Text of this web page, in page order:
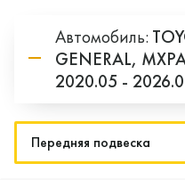
Автомобиль:
GENERAL,
2020.05 -